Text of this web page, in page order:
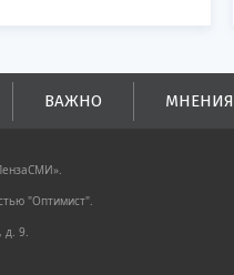
ВАЖНО МНЕНИЯ
"Оптимист".
д. 9.